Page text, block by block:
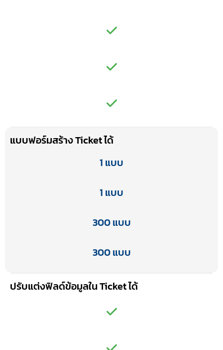
แบบฟอร์มสร้าง Ticket ได้
1 แบบ
1 แบบ
300 แบบ
300 แบบ
ปรับแต่งฟิลด์ข้อมูลใน Ticket ได้